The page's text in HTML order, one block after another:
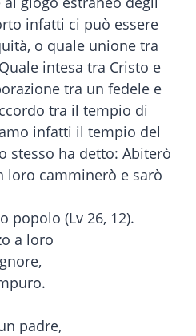
infatti ci può essere
o quale unione tra
intesa tra Cristo e
tra un fedele e
tra il tempio di
infatti il tempio del
stesso ha detto: Abiterò
loro camminerò e sarò
popolo (Lv 26, 12).
a loro
padre,